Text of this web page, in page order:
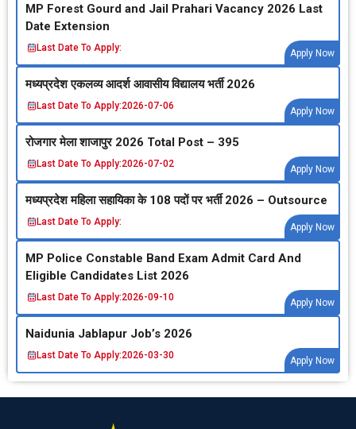
MP Forest Gourd and Jail Prahari Vacancy 2026 Last
Date Extension
Last Date To Apply:
Apply Now
मध्‍यप्रदेश एकलव्‍य आदर्श आवासीय विद्यालय भर्ती 2026
Last Date To Apply:2026-07-06
Apply Now
रोजगार मेला शाजापुर 2026 Total Post – 395
Last Date To Apply:2026-07-02
Apply Now
मध्‍यप्रदेश महिला सहायिका के 108 पदों पर भर्ती 2026 – Outsource
Last Date To Apply:
Apply Now
MP Police Constable Band Exam Admit Card And
Eligible Candidates List 2026
Last Date To Apply:2026-09-10
Apply Now
Naidunia Jablapur Job’s 2026
Last Date To Apply:2026-03-30
Apply Now